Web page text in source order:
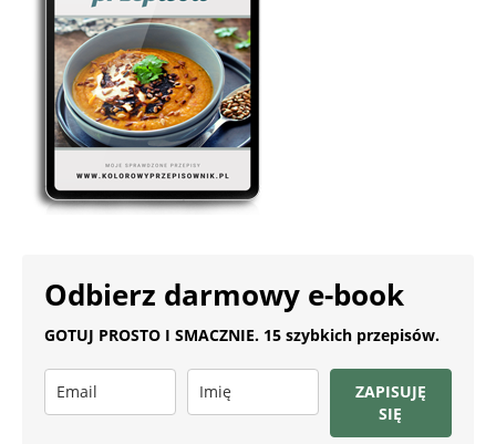
Odbierz darmowy e-book
GOTUJ PROSTO I SMACZNIE. 15 szybkich przepisów.
ZAPISUJĘ
SIĘ